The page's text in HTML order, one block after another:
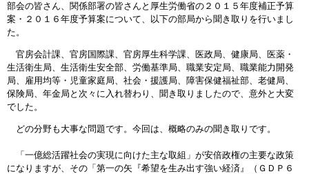
部会の皆さん、関係部署の皆さんと厚生労働省の２０１５年度補正予算
案・２０１６年度予算案について、以下の部局から聞き取りを行いまし
た。
官房会計課、官房国際課、官房厚生科学課、医政局、健康局、医薬・
生活衛生局、生活衛生安全部、労働基準局、職業安定局、職業能力開発
局、雇用均等・児童家庭局、社会・援護局、障害保健福祉部、老健局、
保険局、年金局と次々に入れ替わり、聞き取りましたので、意外と大変
でした。
どの分野も大事な問題です。今回は、概略のみの聞き取りです。
「一億総活躍社会の実現に向けた主な取組」が安倍政権の主要な政策
になりますが、その「第一の矢『希望を生み出す強い経済』（ＧＤＰ６